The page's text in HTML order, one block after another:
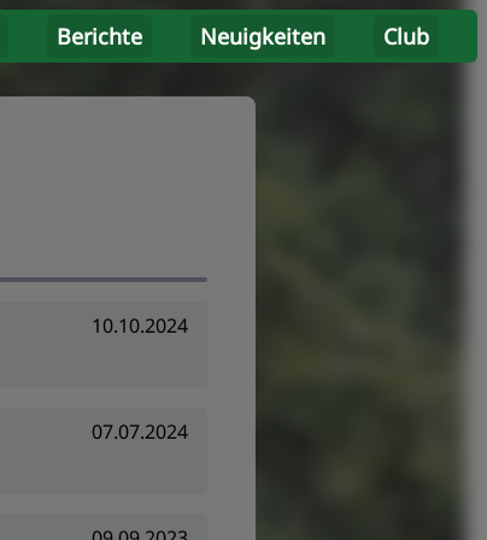
Berichte Neuigkeiten Club
10.10.2024
07.07.2024